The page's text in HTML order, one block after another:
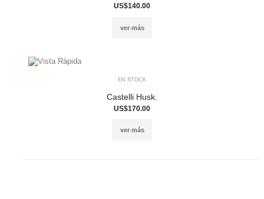
US$140.00
ver más
EN STOCK
Castelli Husk.
US$170.00
ver más